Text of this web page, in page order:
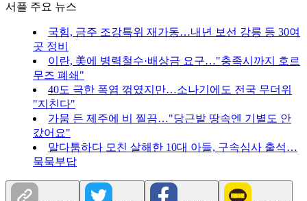
서플 주요 뉴스
국힘, 금주 조강특위 재가동…내년 보선 강릉 등 30여
곳 정비
이란, 美에 병력철수·배상금 요구…"충족시까지 호르
무즈 폐쇄"
40도 극한 폭염 꺾였지만…소나기에도 전국 무더위
"지친다"
가뭄 든 제주에 비 찔끔…"당근밭 땅속엔 기별도 안
갔어요"
말다툼하다 모친 살해한 10대 아들, 구속심사 출석…
묵묵부답